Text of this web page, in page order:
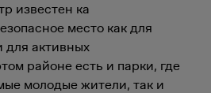
известен ка
место как для
для активных
районе есть и парки, где
молодые жители, так и